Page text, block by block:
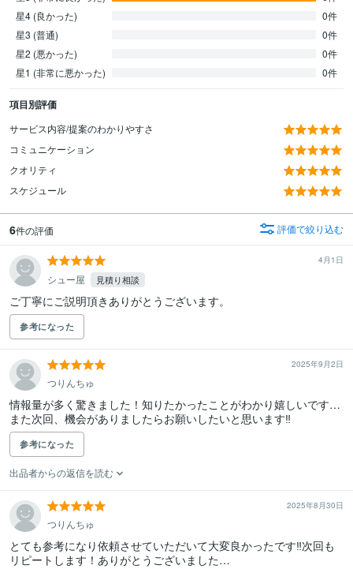
星4 (良かった)
0件
星3 (普通)
0件
星2 (悪かった)
0件
星1 (非常に悪かった)
0件
項目別評価
サービス内容/提案のわかりやすさ
コミュニケーション
クオリティ
スケジュール
6件の評価 評価で絞り込む
4月1日
シュー屋 見積り相談
ご丁寧にご説明頂きありがとうございます。
参考になった
2025年9月2日
つりんちゅ
情報量が多く驚きました！知りたかったことがわかり嬉しいです…
また次回、機会がありましたらお願いしたいと思います‼️
参考になった
出品者からの返信を読む
2025年8月30日
つりんちゅ
とても参考になり依頼させていただいて大変良かったです‼️次回も
リピートします！ありがとうございました…